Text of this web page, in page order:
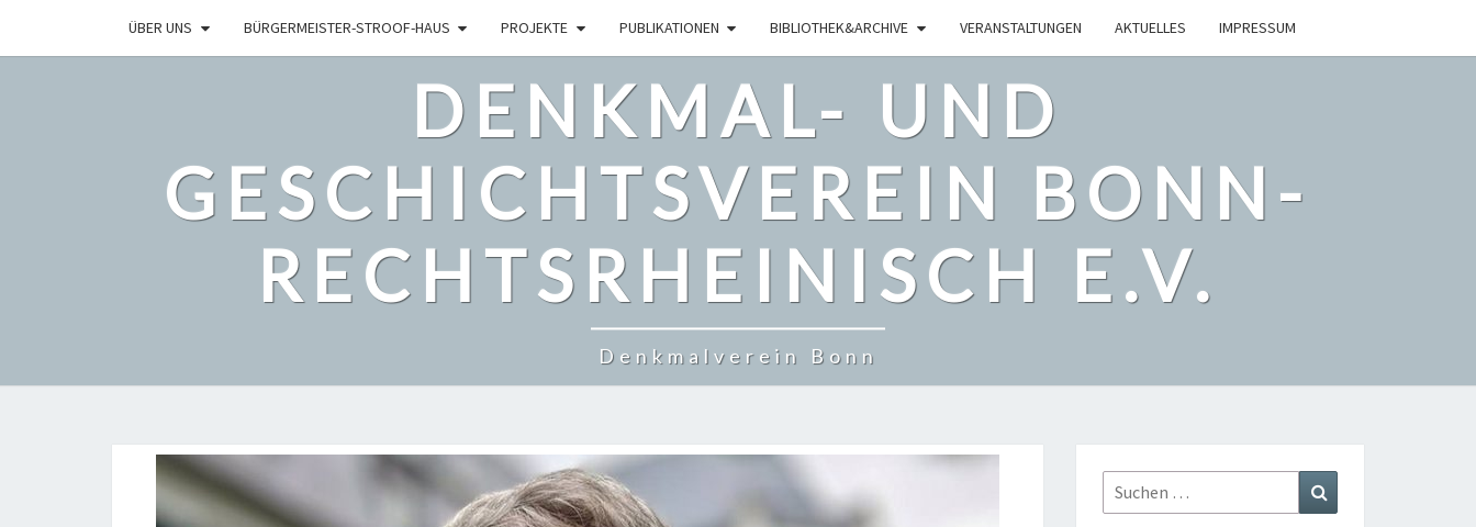
ÜBER UNS BÜRGERMEISTER-STROOF-HAUS PROJEKTE PUBLIKATIONEN BIBLIOTHEK&ARCHIVE VERANSTALTUNGEN AKTUELLES IMPRESSUM
DENKMAL- UND
GESCHICHTSVEREIN BONN-
RECHTSRHEINISCH E.V.
Denkmalverein Bonn
Suchen
nach: